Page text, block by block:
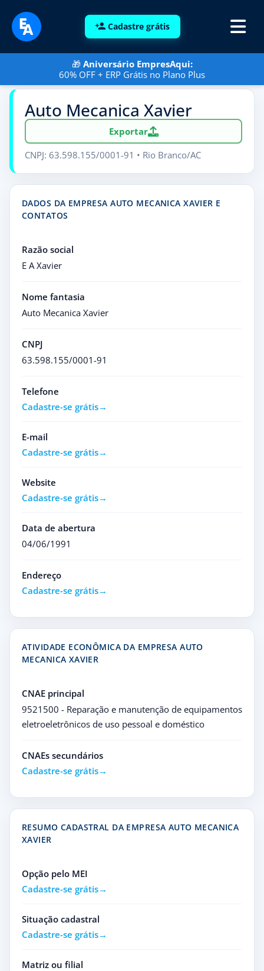
Cadastre grátis
🎁 Aniversário EmpresAqui:
60% OFF + ERP Grátis no Plano Plus
Auto Mecanica Xavier
Exportar
CNPJ: 63.598.155/0001-91 • Rio Branco/AC
DADOS DA EMPRESA AUTO MECANICA XAVIER E
CONTATOS
Razão social
E A Xavier
Nome fantasia
Auto Mecanica Xavier
CNPJ
63.598.155/0001-91
Telefone
Cadastre-se grátis
E-mail
Cadastre-se grátis
Website
Cadastre-se grátis
Data de abertura
04/06/1991
Endereço
Cadastre-se grátis
ATIVIDADE ECONÔMICA DA EMPRESA AUTO
MECANICA XAVIER
CNAE principal
9521500 - Reparação e manutenção de equipamentos
eletroeletrônicos de uso pessoal e doméstico
CNAEs secundários
Cadastre-se grátis
RESUMO CADASTRAL DA EMPRESA AUTO MECANICA
XAVIER
Opção pelo MEI
Cadastre-se grátis
Situação cadastral
Cadastre-se grátis
Matriz ou filial